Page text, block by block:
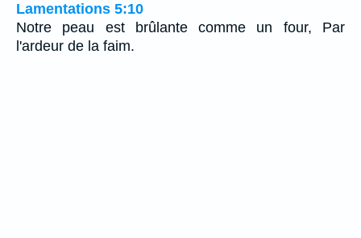
Lamentations 5:10
Notre peau est brûlante comme un four, Par
l'ardeur de la faim.